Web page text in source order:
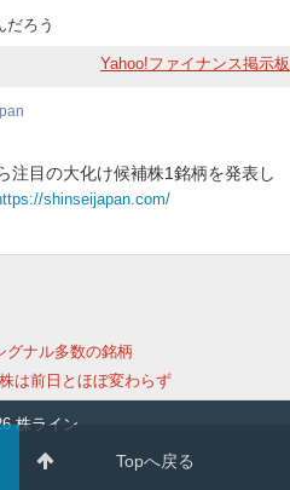
だろう
Yahoo!ファイナンス掲示板
注目の大化け候補株1銘柄を発表し
shinseijapan.com/
グナル多数の銘柄
は前日とほぼ変わらず
Topへ戻る
株ライン